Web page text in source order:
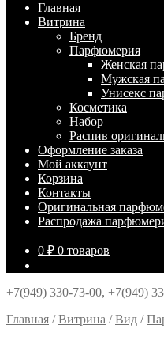
Главная
Витрина
Брeнд
Парфюмерия
Женская
Мужская
Унисекс
Косметика
Набор
Распив
Оформление заказа
Мой аккаунт
Корзина
Контакты
Оригинальная
Распродажа
0 ₽ 0 товаров
+7(949) 330-73-00, +7(949)
Главная /Витрина /Вид /